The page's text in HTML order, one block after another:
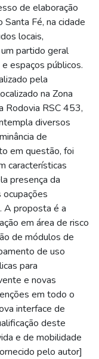
de elaboração
Fé, na cidade
locais,
partido geral
espaços públicos.
pela
na Zona
Rodovia RSC 453,
diversos
de
em questão, foi
características
presença da
A proposta é a
em área de risco
de módulos de
de uso
para
e novas
em todo o
interface de
deste
e de mobilidade
pelo autor]